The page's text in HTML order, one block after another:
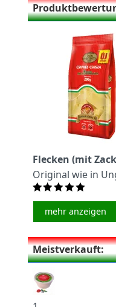
Flecken (mit
Original wie in
mehr anzeigen
Meistverkauft: